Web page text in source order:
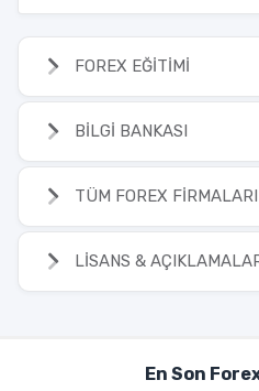
FOREX EĞİTİMİ
BİLGİ BANKASI
TÜM FOREX FİRMALARI
LİSANS &
En Son